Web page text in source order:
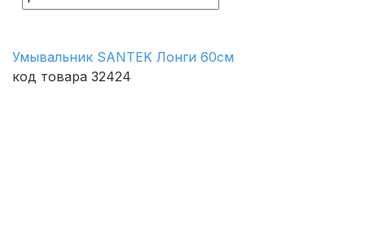
Умывальник SANTEK Лонги 60см
код товара 32424